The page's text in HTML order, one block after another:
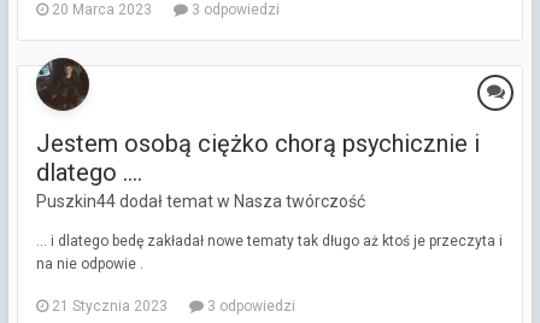
20 Marca 2023 3 odpowiedzi
Jestem osobą ciężko chorą psychicznie i
dlatego ....
Puszkin44 dodał temat w Nasza twórczość
... i dlatego bedę zakładał nowe tematy tak długo aż ktoś je przeczyta i
na nie odpowie .
21 Stycznia 2023 3 odpowiedzi